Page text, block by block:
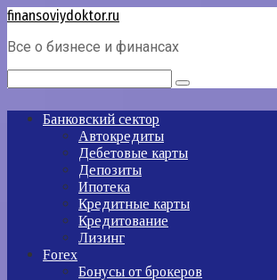
Перейти
контенту
finansoviydoktor.ru
Все о бизнесе и финансах
Банковский сектор
Автокредиты
Дебетовые карты
Депозиты
Ипотека
Кредитные карты
Кредитование
Лизинг
Forex
Бонусы от брокеров